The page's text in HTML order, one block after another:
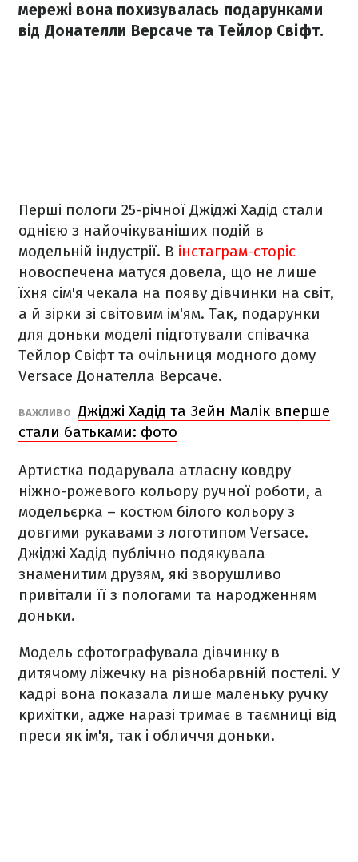
мережі вона похизувалась подарунками
від Донателли Версаче та Тейлор Свіфт.
Перші пологи 25-річної Джіджі Хадід стали
однією з найочікуваніших подій в
модельній індустрії. В інстаграм-сторіc
новоспечена матуся довела, що не лише
їхня сім'я чекала на появу дівчинки на світ,
а й зірки зі світовим ім'ям. Так, подарунки
для доньки моделі підготували співачка
Тейлор Свіфт та очільниця модного дому
Versace Донателла Версаче.
ВАЖЛИВО Джіджі Хадід та Зейн Малік вперше
стали батьками: фото
Артистка подарувала атласну ковдру
ніжно-рожевого кольору ручної роботи, а
модельєрка – костюм білого кольору з
довгими рукавами з логотипом Versace.
Джіджі Хадід публічно подякувала
знаменитим друзям, які зворушливо
привітали її з пологами та народженням
доньки.
Модель сфотографувала дівчинку в
дитячому ліжечку на різнобарвній постелі. У
кадрі вона показала лише маленьку ручку
крихітки, адже наразі тримає в таємниці від
преси як ім'я, так і обличчя доньки.